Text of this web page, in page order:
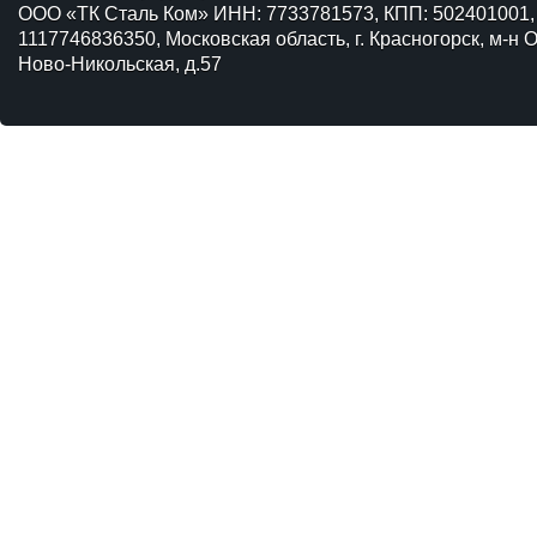
ООО «ТК Сталь Ком» ИНН: 7733781573, КПП:
1117746836350, Московская область, г. Красногорск, м-н
Ново-Никольская, д.57